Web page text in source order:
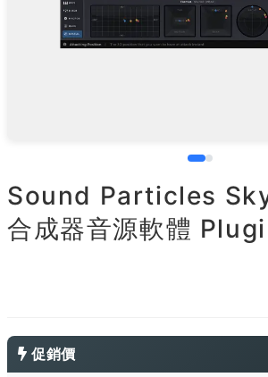
Sound Particles
合成器音源軟體
促銷價